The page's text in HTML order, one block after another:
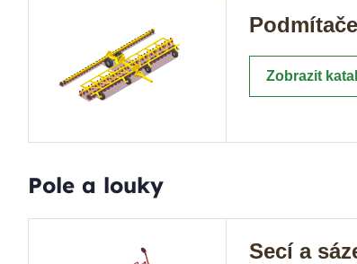
Zobrazit
Pole a louky
Secí a